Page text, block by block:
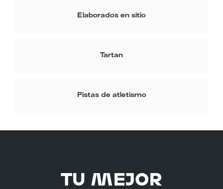
Elaborados en sitio
Tartan
Pistas de atletismo
TU MEJOR